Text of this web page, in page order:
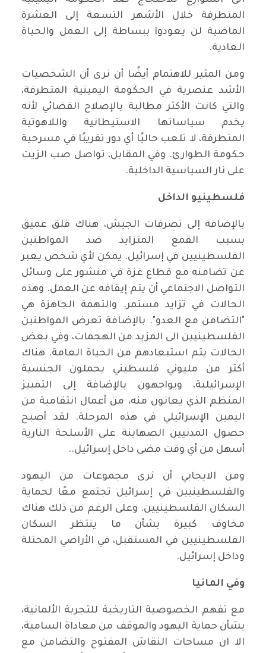
المتطرفة خلال الأشهر التسعة إلى العشرة
الماضية لن يعودوا ببساطة إلى العمل والحياة
العادية.
ومن المثير للاهتمام أيضًا أن نرى أن الشخصيات
الأشد عنصرية في الحكومة اليمينية المتطرفة،
والتي كانت الأكثر مطالبة بالإصلاح القضائي لأنه
يخدم سياساتها الاستيطانية واللاهوتية
المتطرفة، لا تلعب حاليًا أي دور تقريبًا في مسرحية
حكومة الطوارئ. وفي المقابل، تواصل صب الزيت
على نار السياسية الداخلية.
فلسطينيو الداخل
بالإضافة إلى تصرفات الجيش، هناك قلق عميق
بسبب القمع المتزايد ضد المواطنين
الفلسطينيين في إسرائيل. يمكن لأي شخص يعبر
عن تضامنه مع قطاع غزة في منشور على وسائل
التواصل الاجتماعي أن يتم إيقافه عن العمل. وهذه
الحالات في تزايد مستمر. والتهمة الجاهزة هي
"التضامن مع العدو". بالإضافة تعرض المواطنين
الفلسطينيين الى المزيد من الهجمات، وفي بعض
الحالات يتم استبعادهم من الحياة العامة. هناك
أكثر من مليوني فلسطيني يحملون الجنسية
الإسرائيلية، ويواجهون بالإضافة إلى التمييز
المنظم الذي يعانون منه، من أعمال انتقامية من
اليمين الإسرائيلي في هذه المرحلة. لقد أصبح
حصول المدنيين الصهاينة على الأسلحة النارية
أسهل من أي وقت مضى داخل إسرائيل..
ومن الايجابي أن نرى مجموعات من اليهود
والفلسطينيين في إسرائيل تجتمع معًا لحماية
السكان الفلسطينيين. وعلى الرغم من ذلك هناك
مخاوف كبيرة بشأن ما ينتظر السكان
الفلسطينيين في المستقبل، في الأراضي المحتلة
وداخل إسرائيل.
وفي المانيا
مع تفهم الخصوصية التاريخية للتجربة الألمانية،
بشأن حماية اليهود والموقف من معاداة السامية،
الا ان مساحات النقاش المفتوح والتضامن مع